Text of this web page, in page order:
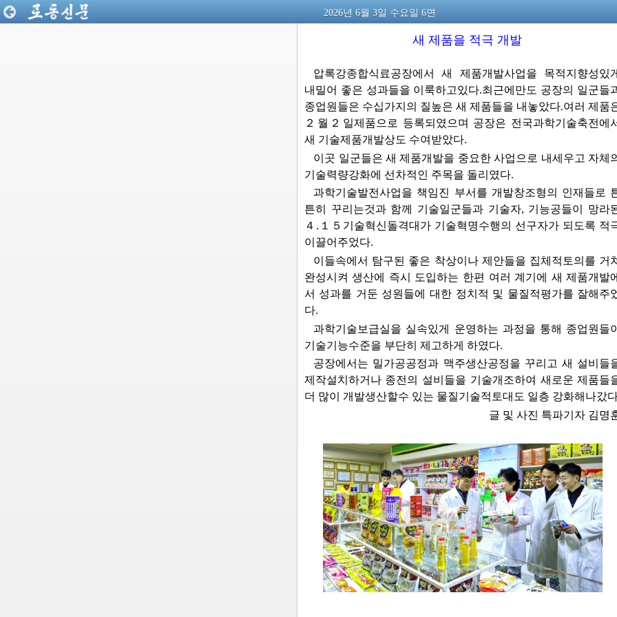
2026년 6월 3일 수요일 6면
새 제품을 적극 개발
압록강종합식료공장에서 새 제품개발사업을 목적지향성있게
내밀어 좋은 성과들을 이룩하고있다.최근에만도 공장의 일군들
종업원들은 수십가지의 질높은 새 제품들을 내놓았다.여러 제품
２월２일제품으로 등록되였으며 공장은 전국과학기술축전에
새 기술제품개발상도 수여받았다.
이곳 일군들은 새 제품개발을 중요한 사업으로 내세우고 자체
기술력량강화에 선차적인 주목을 돌리였다.
과학기술발전사업을 책임진 부서를 개발창조형의 인재들로
튼히 꾸리는것과 함께 기술일군들과 기술자, 기능공들이 망라
４.１５기술혁신돌격대가 기술혁명수행의 선구자가 되도록 적
이끌어주었다.
이들속에서 탐구된 좋은 착상이나 제안들을 집체적토의를 거
완성시켜 생산에 즉시 도입하는 한편 여러 계기에 새 제품개발에
서 성과를 거둔 성원들에 대한 정치적 및 물질적평가를 잘해주
다.
과학기술보급실을 실속있게 운영하는 과정을 통해 종업원들이
기술기능수준을 부단히 제고하게 하였다.
공장에서는 밀가공공정과 맥주생산공정을 꾸리고 새 설비들
제작설치하거나 종전의 설비들을 기술개조하여 새로운 제품들
더 많이 개발생산할수 있는 물질기술적토대도 일층 강화해나갔
글 및 사진 특파기자 김명